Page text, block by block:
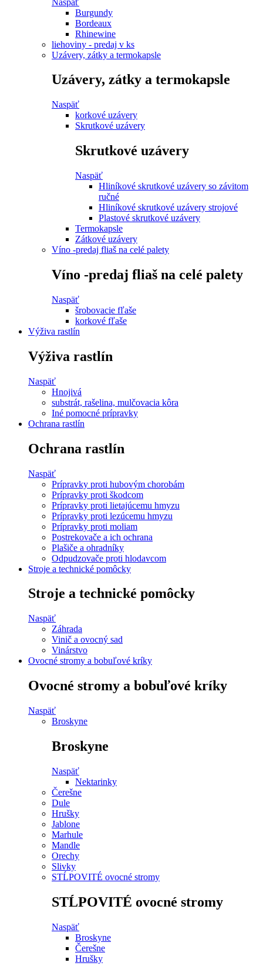
Burgundy
Bordeaux
Rhinewine
liehoviny - predaj v ks
Uzávery, zátky a termokapsle
Uzávery, zátky a termokapsle
Naspäť
korkové uzávery
Skrutkové uzávery
Skrutkové uzávery
Naspäť
Hliníkové skrutkové uzávery so závitom
ručné
Hliníkové skrutkové uzávery strojové
Plastové skrutkové uzávery
Termokapsle
Zátkové uzávery
Víno -predaj fliaš na celé palety
Víno -predaj fliaš na celé palety
Naspäť
šrobovacie fľaše
korkové fľaše
Výživa rastlín
Výživa rastlín
Naspäť
Hnojivá
substrát, rašelina, mulčovacia kôra
Iné pomocné prípravky
Ochrana rastlín
Ochrana rastlín
Naspäť
Prípravky proti hubovým chorobám
Prípravky proti škodcom
Prípravky proti lietajúcemu hmyzu
Prípravky proti lezúcemu hmyzu
Prípravky proti moliam
Postrekovače a ich ochrana
Plašiče a ohradníky
Odpudzovače proti hlodavcom
Stroje a technické pomôcky
Stroje a technické pomôcky
Naspäť
Záhrada
Vinič a ovocný sad
Vinárstvo
Ovocné stromy a bobuľové kríky
Ovocné stromy a bobuľové kríky
Naspäť
Broskyne
Broskyne
Naspäť
Nektarinky
Čerešne
Dule
Hrušky
Jablone
Marhule
Mandle
Orechy
Slivky
STĹPOVITÉ ovocné stromy
STĹPOVITÉ ovocné stromy
Naspäť
Broskyne
Čerešne
Hrušky